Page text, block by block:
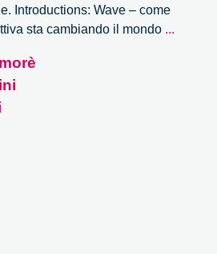
Introductions: Wave – come
sta cambiando il mondo ...